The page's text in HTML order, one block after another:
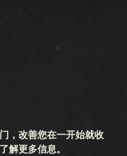
，改善您在一开始就收
解更多信息。